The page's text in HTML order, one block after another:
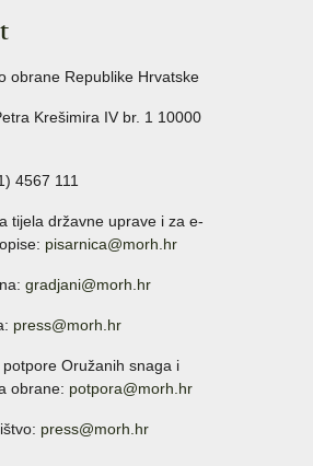
obrane Republike Hrvatske
Krešimira IV br. 1 10000
4567 111
tijela državne uprave i za e-
pisarnica@morh.hr
gradjani@morh.hr
press@morh.hr
Oružanih snaga i
obrane: potpora@morh.hr
press@morh.hr